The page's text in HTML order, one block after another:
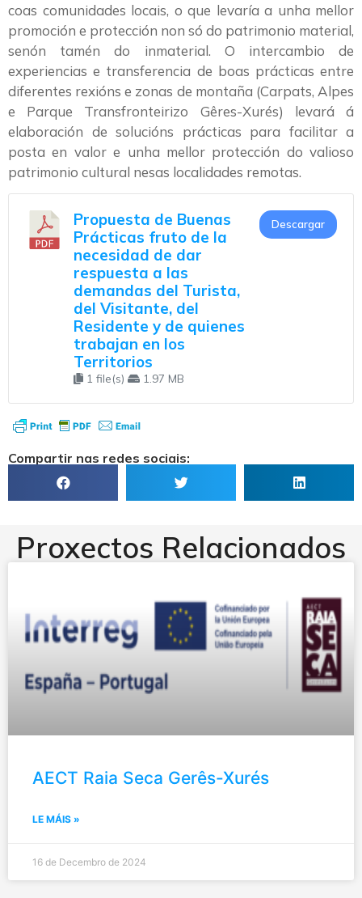
coas comunidades locais, o que levaría a unha mellor
promoción e protección non só do patrimonio material,
senón tamén do inmaterial. O intercambio de
experiencias e transferencia de boas prácticas entre
diferentes rexións e zonas de montaña (Carpats, Alpes
e Parque Transfronteirizo Gêres-Xurés) levará á
elaboración de solucións prácticas para facilitar a
posta en valor e unha mellor protección do valioso
patrimonio cultural nesas localidades remotas.
Propuesta de Buenas
Prácticas fruto de la
necesidad de dar
respuesta a las
demandas del Turista,
del Visitante, del
Residente y de quienes
trabajan en los
Territorios
1 file(s) 1.97 MB
Descargar
Compartir nas redes sociais:
Proxectos Relacionados
AECT Raia Seca Gerês-Xurés
LE MÁIS »
16 de Decembro de 2024